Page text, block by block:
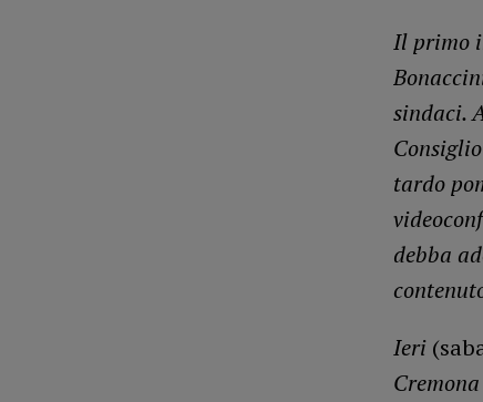
Il primo
sindaci.
tardo
debba
Ieri